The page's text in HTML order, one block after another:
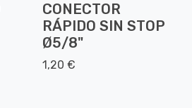
CONECTOR
RÁPIDO SIN STOP
Ø5/8"
1,20 €